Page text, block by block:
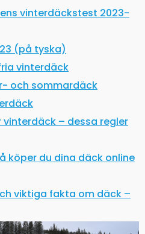
vinterdäckstest 2023-
(på tyska)
vinterdäck
och sommardäck
vinterdäck – dessa regler
köper du dina däck online
viktiga fakta om däck –